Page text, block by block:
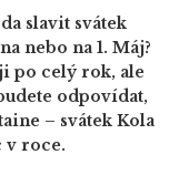
slavit svátek
nebo na 1. Máj?
po celý rok, ale
odpovídat,
– svátek Kola
v roce.